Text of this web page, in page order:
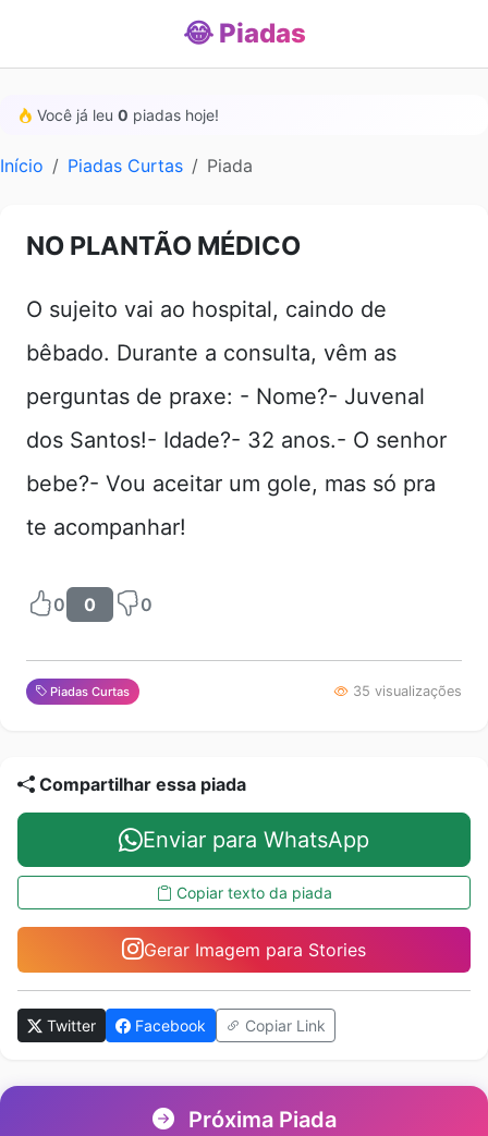
😂 Piadas
Você já leu 0 piadas hoje!
Início Piadas Curtas Piada
NO PLANTÃO MÉDICO
O sujeito vai ao hospital, caindo de
bêbado. Durante a consulta, vêm as
perguntas de praxe: - Nome?- Juvenal
dos Santos!- Idade?- 32 anos.- O senhor
bebe?- Vou aceitar um gole, mas só pra
te acompanhar!
0 0 0
Piadas Curtas 35 visualizações
Compartilhar essa piada
Enviar para WhatsApp
Copiar texto da piada
Gerar Imagem para Stories
Twitter Facebook Copiar Link
Próxima Piada